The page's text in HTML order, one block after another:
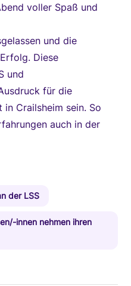
voller Spaß und
und die
Diese
und
für die
Crailsheim sein. So
auch in der
der LSS
innen nehmen ihren